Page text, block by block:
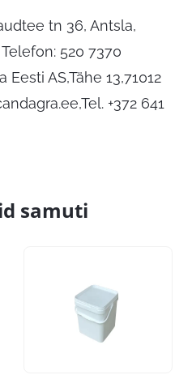
tn 36, Antsla,
520 7370
AS,Tähe 13,71012
,Tel. +372 641
samuti